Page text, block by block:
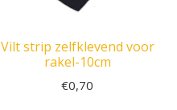
Vilt strip zelfklevend voor
rakel-10cm
€0,70